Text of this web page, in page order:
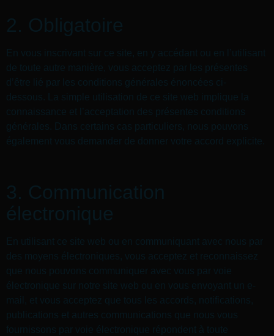
2. Obligatoire
En vous inscrivant sur ce site, en y accédant ou en l’utilisant
de toute autre manière, vous acceptez par les présentes
d’être lié par les conditions générales énoncées ci-
dessous. La simple utilisation de ce site web implique la
connaissance et l’acceptation des présentes conditions
générales. Dans certains cas particuliers, nous pouvons
également vous demander de donner votre accord explicite.
3. Communication
électronique
En utilisant ce site web ou en communiquant avec nous par
des moyens électroniques, vous acceptez et reconnaissez
que nous pouvons communiquer avec vous par voie
électronique sur notre site web ou en vous envoyant un e-
mail, et vous acceptez que tous les accords, notifications,
publications et autres communications que nous vous
fournissons par voie électronique répondent à toute